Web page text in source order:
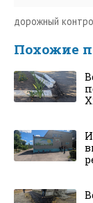
дорожный
Похожие